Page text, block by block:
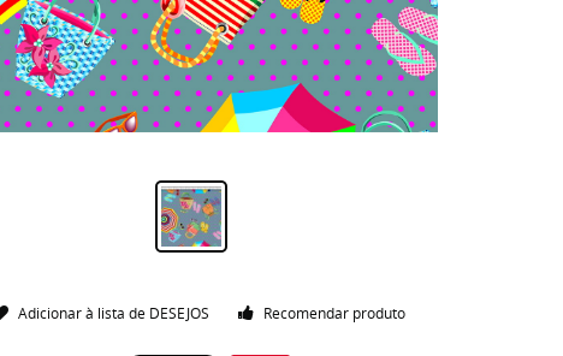
Adicionar à lista de DESEJOS Recomendar produto